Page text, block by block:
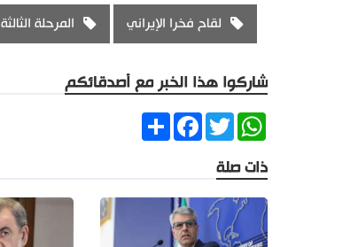
لقاح فخرا الإيراني المرحلة الثالثة
شاركوا هذا الخبر مع أصدقائكم
ShareFacebookTwitter
WhatsApp
ذات صلة